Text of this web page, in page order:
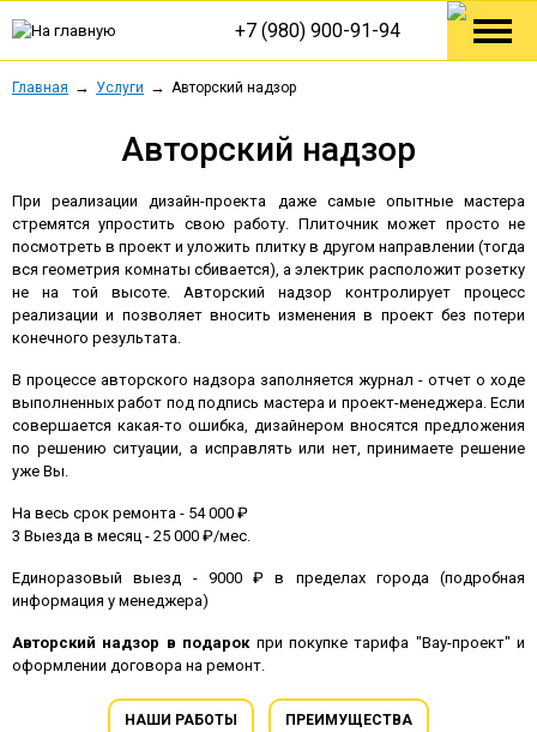
+7 (980) 900-91-94
Главная Услуги Авторский надзор
Авторский надзор
При реализации дизайн-проекта даже самые опытные мастера
стремятся упростить свою работу. Плиточник может просто не
посмотреть в проект и уложить плитку в другом направлении (тогда
вся геометрия комнаты сбивается), а электрик расположит розетку
не на той высоте. Авторский надзор контролирует процесс
реализации и позволяет вносить изменения в проект без потери
конечного результата.
В процессе авторского надзора заполняется журнал - отчет о ходе
выполненных работ под подпись мастера и проект-менеджера. Если
совершается какая-то ошибка, дизайнером вносятся предложения
по решению ситуации, а исправлять или нет, принимаете решение
уже Вы.
На весь срок ремонта - 54 000 ₽
3 Выезда в месяц - 25 000 ₽/мес.
Единоразовый выезд - 9000 ₽ в пределах города (подробная
информация у менеджера)
Авторский надзор в подарокпри покупке тарифа "Вау-проект" и
оформлении договора на ремонт.
НАШИ РАБОТЫ ПРЕИМУЩЕСТВА